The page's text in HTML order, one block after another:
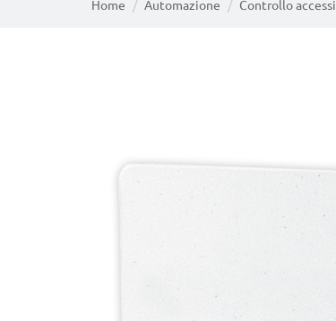
Home Automazione Controllo accessi